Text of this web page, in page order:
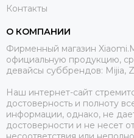
Контакты
О КОМПАНИИ
Фирменный магазин
официальную продукцию,
девайсы суббрендов: Mijia,
Наш интернет-сайт
достоверность и полноту
информации, однако, не
достоверности и не несет